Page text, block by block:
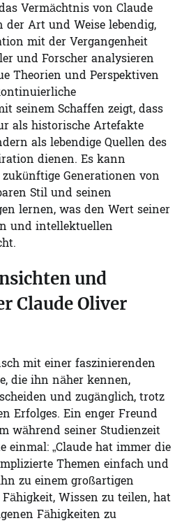
Vermächtnis von Claude
der Art und Weise lebendig,
mit der Vergangenheit
und Forscher analysieren
Theorien und Perspektiven
seinem Schaffen zeigt, dass
als historische Artefakte
als lebendige Quellen des
dienen. Es kann
Generationen von
Stil und seinen
lernen, was den Wert seiner
und intellektuellen
und
Claude Oliver
mit einer faszinierenden
die ihn näher kennen,
und zugänglich, trotz
Erfolges. Ein enger Freund
während seiner Studienzeit
einmal: „Claude hat immer die
Themen einfach und
zu einem großartigen
Fähigkeit, Wissen zu teilen, hat
Fähigkeiten zu